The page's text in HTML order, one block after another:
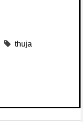
thuja